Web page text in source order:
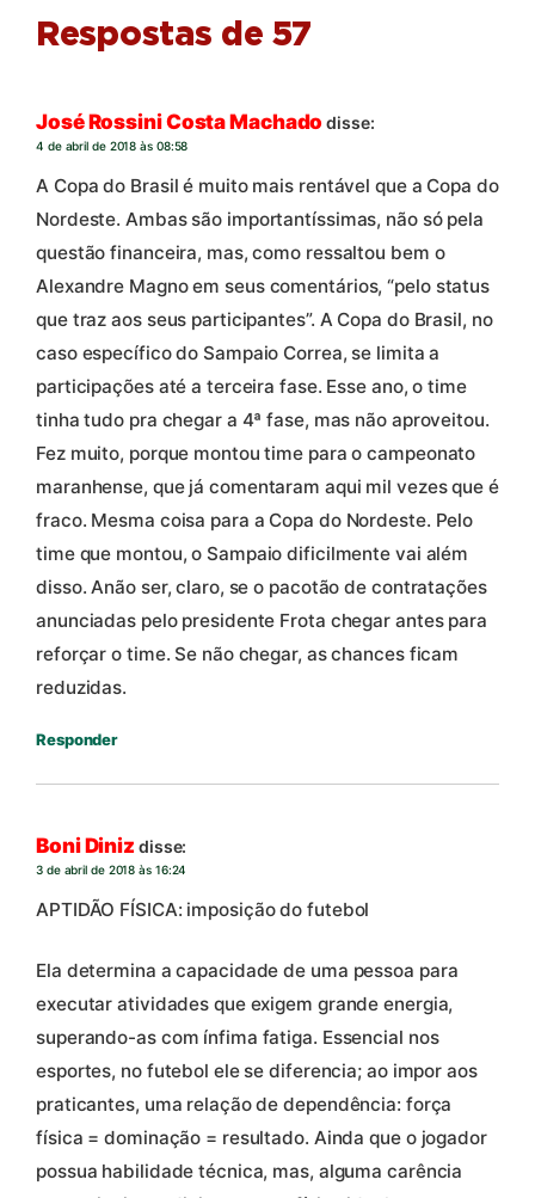
Respostas de 57
José Rossini Costa Machado disse:
4 de abril de 2018 às 08:58
A Copa do Brasil é muito mais rentável que a Copa do
Nordeste. Ambas são importantíssimas, não só pela
questão financeira, mas, como ressaltou bem o
Alexandre Magno em seus comentários, “pelo status
que traz aos seus participantes”. A Copa do Brasil, no
caso específico do Sampaio Correa, se limita a
participações até a terceira fase. Esse ano, o time
tinha tudo pra chegar a 4ª fase, mas não aproveitou.
Fez muito, porque montou time para o campeonato
maranhense, que já comentaram aqui mil vezes que é
fraco. Mesma coisa para a Copa do Nordeste. Pelo
time que montou, o Sampaio dificilmente vai além
disso. Anão ser, claro, se o pacotão de contratações
anunciadas pelo presidente Frota chegar antes para
reforçar o time. Se não chegar, as chances ficam
reduzidas.
Responder
Boni Diniz disse:
3 de abril de 2018 às 16:24
APTIDÃO FÍSICA: imposição do futebol
Ela determina a capacidade de uma pessoa para
executar atividades que exigem grande energia,
superando-as com ínfima fatiga. Essencial nos
esportes, no futebol ele se diferencia; ao impor aos
praticantes, uma relação de dependência: força
física = dominação = resultado. Ainda que o jogador
possua habilidade técnica, mas, alguma carência